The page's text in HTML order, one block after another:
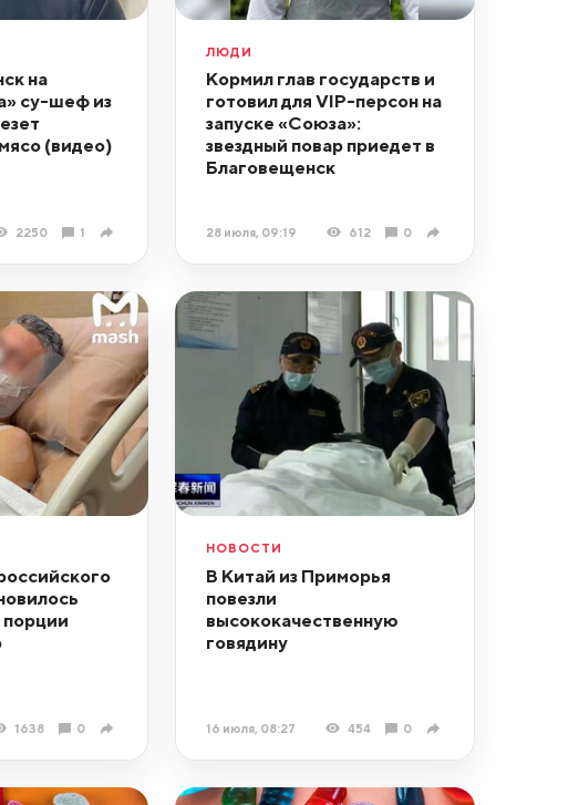
на
су-шеф из
(видео)
2250 1
ЛЮДИ
Кормил глав государств и
готовил для VIP-персон на
запуске «Союза»:
звездный повар приедет в
Благовещенск
28 июля, 09:19 612 0
порции
1638 0
НОВОСТИ
В Китай из Приморья
повезли
высококачественную
говядину
16 июля, 08:27 454 0